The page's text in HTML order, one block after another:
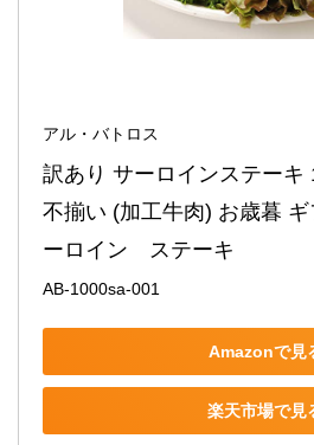
アル・バトロス
訳あり サーロインステーキ
不揃い (加工牛肉) お歳暮
ーロイン　ステーキ
AB-1000sa-001
Amazonで見
楽天市場で見